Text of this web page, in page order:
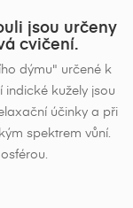
jsou určeny
cvičení.
dýmu" určené k
indické kužely jsou
účinky a při
spektrem vůní.